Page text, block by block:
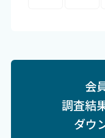
会
調査結
ダウ